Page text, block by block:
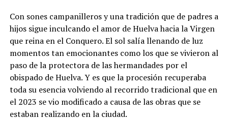
Con sones campanilleros y una tradición que de padres a
hijos sigue inculcando el amor de Huelva hacia la Virgen
que reina en el Conquero. El sol salía llenando de luz
momentos tan emocionantes como los que se vivieron al
paso de la protectora de las hermandades por el
obispado de Huelva. Y es que la procesión recuperaba
toda su esencia volviendo al recorrido tradicional que en
el 2023 se vio modificado a causa de las obras que se
estaban realizando en la ciudad.